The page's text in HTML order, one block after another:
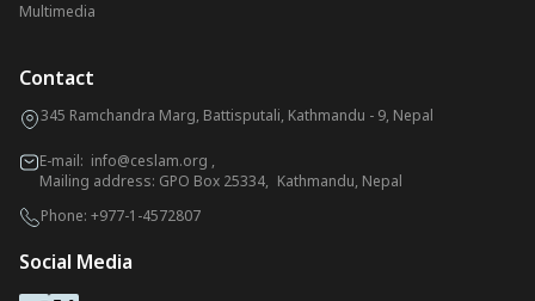
Multimedia
Contact
345 Ramchandra Marg, Battisputali, Kathmandu - 9, Nepal
E-mail: info@ceslam.org ,
Mailing address: GPO Box 25334, Kathmandu, Nepal
Phone: +977-1-4572807
Social Media